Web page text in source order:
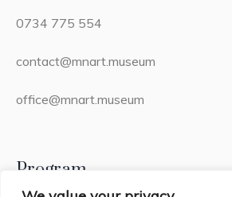
0734 775 554
contact@mnart.museum
office@mnart.museum
Program